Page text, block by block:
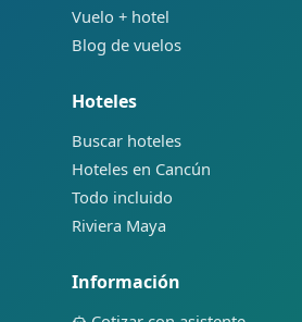
Vuelo + hotel
Blog de vuelos
Hoteles
Buscar hoteles
Hoteles en Cancún
Todo incluido
Riviera Maya
Información